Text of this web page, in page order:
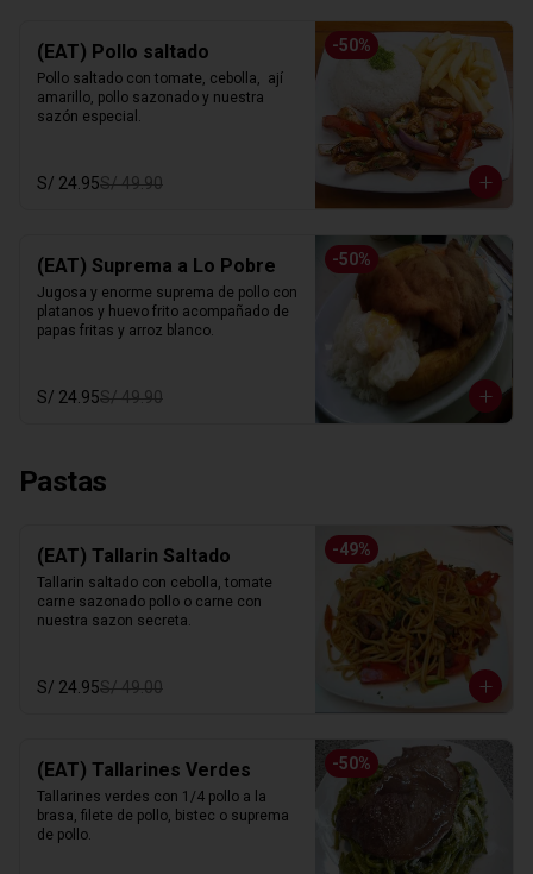
-50%
(EAT) Pollo saltado
Pollo saltado con tomate, cebolla,  ají
amarillo, pollo sazonado y nuestra
sazón especial.
S/ 24.95S/ 49.90
-50%
(EAT) Suprema a Lo Pobre
Jugosa y enorme suprema de pollo con
platanos y huevo frito acompañado de
papas fritas y arroz blanco.
S/ 24.95S/ 49.90
Pastas
-49%
(EAT) Tallarin Saltado
Tallarin saltado con cebolla, tomate
carne sazonado pollo o carne con
nuestra sazon secreta.
S/ 24.95S/ 49.00
-50%
(EAT) Tallarines Verdes
Tallarines verdes con 1/4 pollo a la
brasa, filete de pollo, bistec o suprema
de pollo.